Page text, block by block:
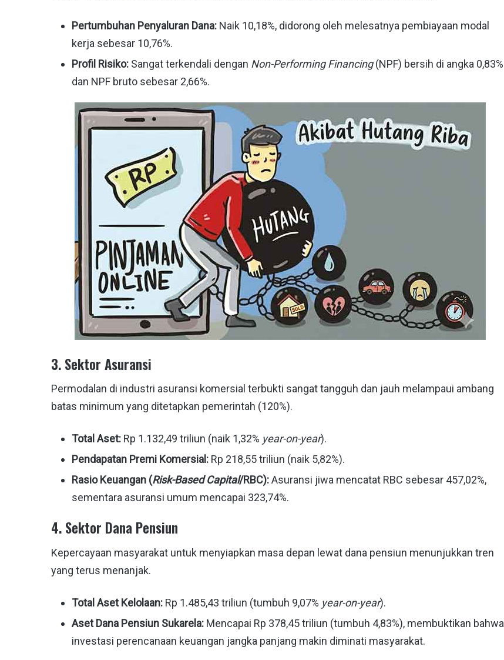
Pertumbuhan Penyaluran Dana: Naik 10,18%, didorong oleh melesatnya pembiayaan modal
kerja sebesar 10,76%.
Profil Risiko: Sangat terkendali dengan Non-Performing Financing(NPF) bersih di angka 0,83%
dan NPF bruto sebesar 2,66%.
3. Sektor Asuransi
Permodalan di industri asuransi komersial terbukti sangat tangguh dan jauh melampaui ambang
batas minimum yang ditetapkan pemerintah (120%).
Total Aset: Rp 1.132,49 triliun (naik 1,32% year-on-year).
Pendapatan Premi Komersial: Rp 218,55 triliun (naik 5,82%).
Rasio Keuangan (Risk-Based Capital/RBC):Asuransi jiwa mencatat RBC sebesar 457,02%,
sementara asuransi umum mencapai 323,74%.
4. Sektor Dana Pensiun
Kepercayaan masyarakat untuk menyiapkan masa depan lewat dana pensiun menunjukkan tren
yang terus menanjak.
Total Aset Kelolaan: Rp 1.485,43 triliun (tumbuh 9,07% year-on-year).
Aset Dana Pensiun Sukarela: Mencapai Rp 378,45 triliun (tumbuh 4,83%), membuktikan bahwa
investasi perencanaan keuangan jangka panjang makin diminati masyarakat.